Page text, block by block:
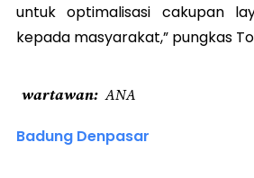
untuk optimalisasi cakupan
kepada masyarakat,” pungkas
wartawan ANA
Badung Denpasar